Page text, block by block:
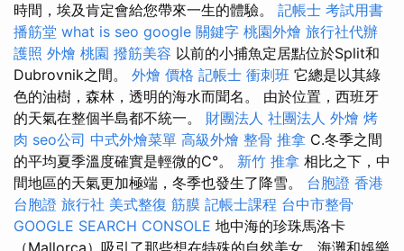
時間，埃及肯定會給您帶來一生的體驗。 記帳士 考試用書
播筋堂 what is seo google 關鍵字 桃園外燴 旅行社代辦
護照 外燴 桃園 撥筋美容 以前的小捕魚定居點位於Split和
Dubrovnik之間。 外燴 價格 記帳士 衝刺班 它總是以其綠
色的油樹，森林，透明的海水而聞名。 由於位置，西班牙
的天氣在整個半島都不統一。 財團法人 社團法人 外燴 烤
肉 seo公司 中式外燴菜單 高級外燴 整骨 推拿 C.冬季之間
的平均夏季溫度確實是輕微的C°。 新竹 推拿 相比之下，中
間地區的天氣更加極端，冬季也發生了降雪。 台胞證 香港
台胞證 旅行社 美式整復 筋膜 記帳士課程 台中市整骨
GOOGLE SEARCH CONSOLE 地中海的珍珠馬洛卡
（Mallorca）吸引了那些想在特殊的自然美女，海灘和娛樂